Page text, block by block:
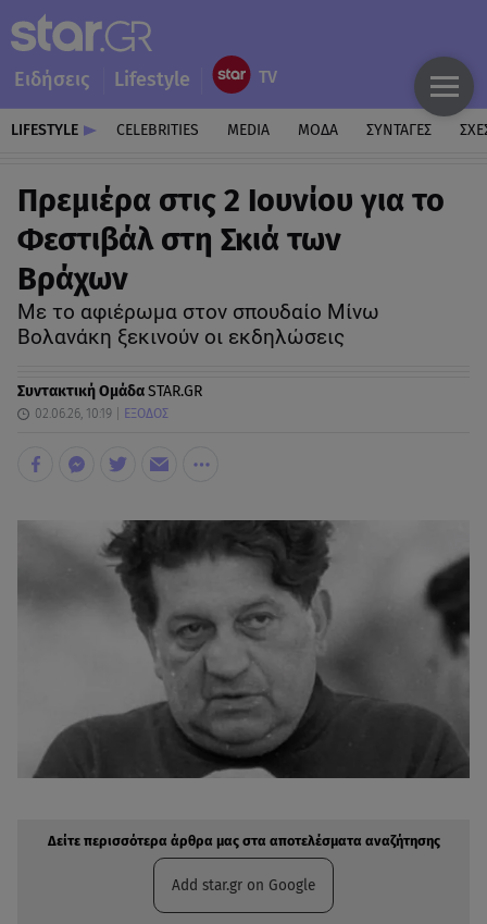
Ειδήσεις Lifestyle
LIFESTYLE CELEBRITIES MEDIA ΜΟΔΑ ΣΥΝΤΑΓΕΣ
Πρεμιέρα στις 2 Ιουνίου για το
Φεστιβάλ στη Σκιά των
Βράχων
Με το αφιέρωμα στον σπουδαίο Μίνω
Βολανάκη ξεκινούν οι εκδηλώσεις
Συντακτική ΟμάδαSTAR.GR
02.06.26, 10:19 ΕΞΟΔΟΣ
Δείτε περισσότερα άρθρα μας στα αποτελέσματα αναζήτησης
Add star.gr on Google